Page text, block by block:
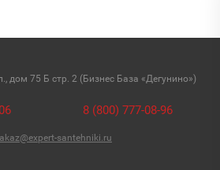
дом 75 Б стр. 2 (Бизнес База «Дегунино»)
8 (800) 777-08-96
santehniki.ru